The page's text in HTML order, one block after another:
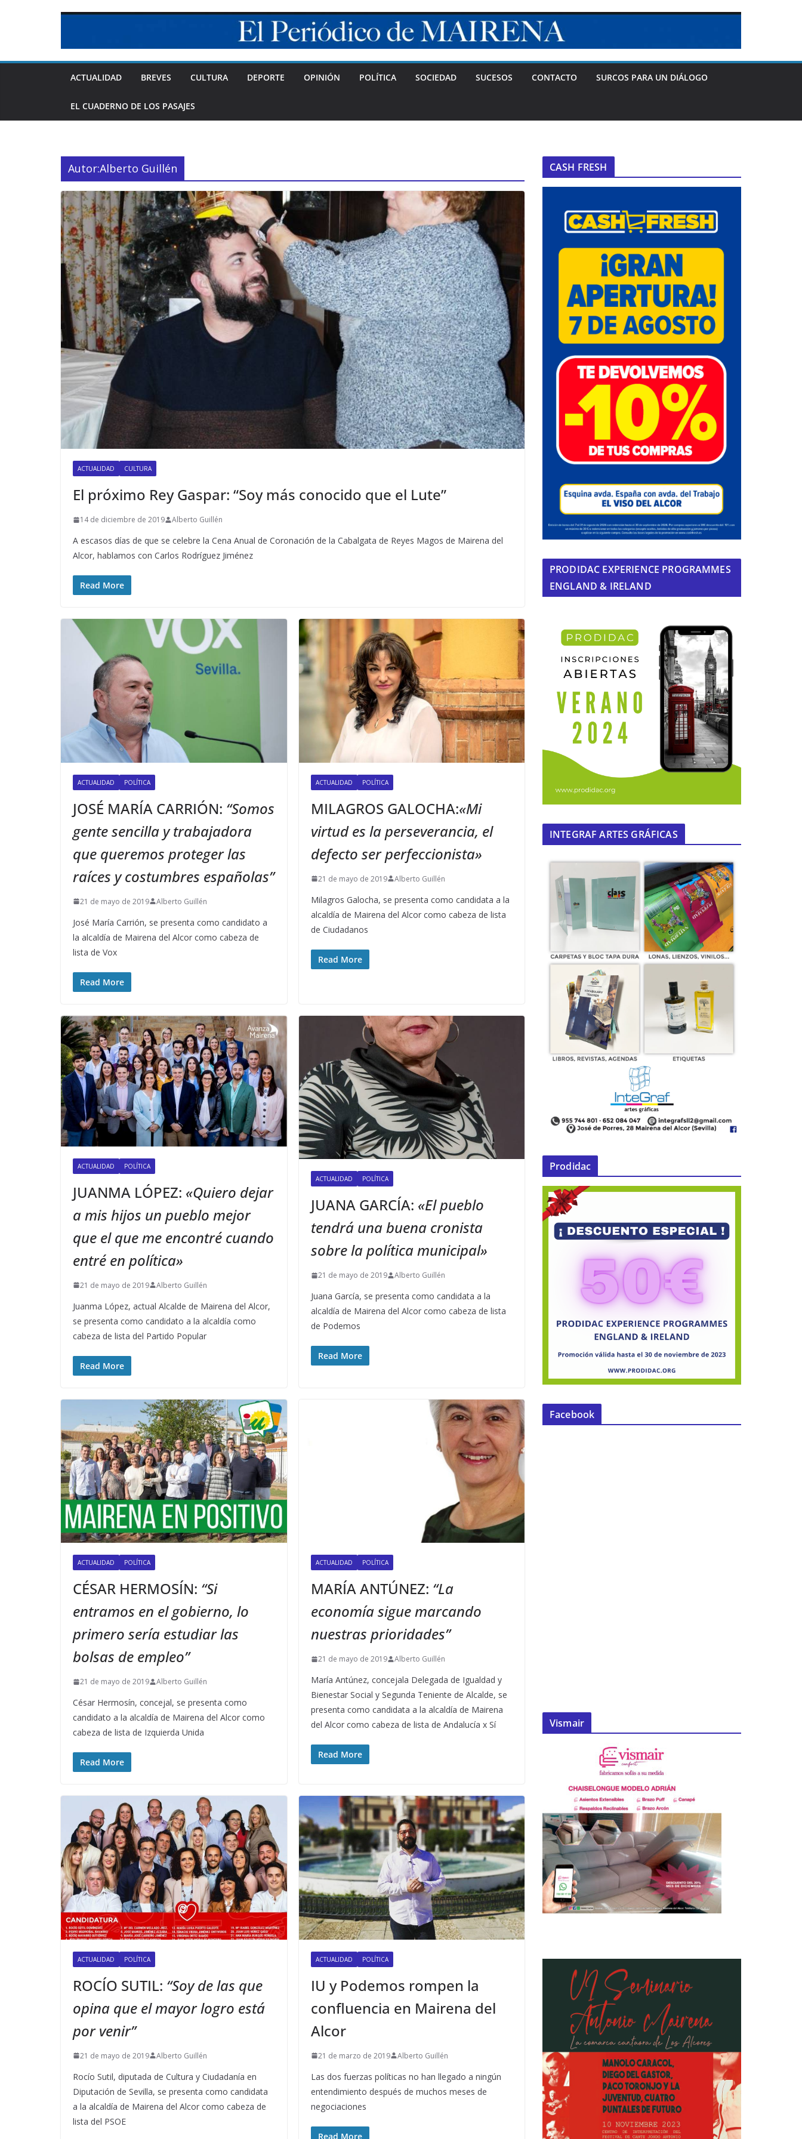
ACTUALIDAD BREVES CULTURA DEPORTE OPINIÓN POLÍTICA SOCIEDAD SUCESOS CONTACTO SURCOS PARA UN DIÁLOGO
EL CUADERNO DE LOS PASAJES
Autor:Alberto Guillén
ACTUALIDAD CULTURA
El próximo Rey Gaspar: “Soy más conocido que el Lute”
14 de diciembre de 2019 Alberto Guillén
A escasos días de que se celebre la Cena Anual de Coronación de la Cabalgata de Reyes Magos de Mairena del
Alcor, hablamos con Carlos Rodríguez Jiménez
Read More
ACTUALIDAD POLÍTICA
JOSÉ MARÍA CARRIÓN: “Somos
gente sencilla y trabajadora
que queremos proteger las
raíces y costumbres españolas”
21 de mayo de 2019 Alberto Guillén
José María Carrión, se presenta como candidato a
la alcaldía de Mairena del Alcor como cabeza de
lista de Vox
Read More
ACTUALIDAD POLÍTICA
MILAGROS GALOCHA:«Mi
virtud es la perseverancia, el
defecto ser perfeccionista»
21 de mayo de 2019 Alberto Guillén
Milagros Galocha, se presenta como candidata a la
alcaldía de Mairena del Alcor como cabeza de lista
de Ciudadanos
Read More
ACTUALIDAD POLÍTICA
JUANMA LÓPEZ: «Quiero dejar
a mis hijos un pueblo mejor
que el que me encontré cuando
entré en política»
21 de mayo de 2019 Alberto Guillén
Juanma López, actual Alcalde de Mairena del Alcor,
se presenta como candidato a la alcaldía como
cabeza de lista del Partido Popular
Read More
ACTUALIDAD POLÍTICA
JUANA GARCÍA: «El pueblo
tendrá una buena cronista
sobre la política municipal»
21 de mayo de 2019 Alberto Guillén
Juana García, se presenta como candidata a la
alcaldía de Mairena del Alcor como cabeza de lista
de Podemos
Read More
ACTUALIDAD POLÍTICA
CÉSAR HERMOSÍN: “Si
entramos en el gobierno, lo
primero sería estudiar las
bolsas de empleo”
21 de mayo de 2019 Alberto Guillén
César Hermosín, concejal, se presenta como
candidato a la alcaldía de Mairena del Alcor como
cabeza de lista de Izquierda Unida
Read More
ACTUALIDAD POLÍTICA
MARÍA ANTÚNEZ: “La
economía sigue marcando
nuestras prioridades”
21 de mayo de 2019 Alberto Guillén
María Antúnez, concejala Delegada de Igualdad y
Bienestar Social y Segunda Teniente de Alcalde, se
presenta como candidata a la alcaldía de Mairena
del Alcor como cabeza de lista de Andalucía x Sí
Read More
ACTUALIDAD POLÍTICA
ROCÍO SUTIL: “Soy de las que
opina que el mayor logro está
por venir”
21 de mayo de 2019 Alberto Guillén
Rocío Sutil, diputada de Cultura y Ciudadanía en
Diputación de Sevilla, se presenta como candidata
a la alcaldía de Mairena del Alcor como cabeza de
lista del PSOE
ACTUALIDAD POLÍTICA
IU y Podemos rompen la
confluencia en Mairena del
Alcor
21 de marzo de 2019 Alberto Guillén
Las dos fuerzas políticas no han llegado a ningún
entendimiento después de muchos meses de
negociaciones
Read More
CASH FRESH
PRODIDAC EXPERIENCE PROGRAMMES
ENGLAND & IRELAND
INTEGRAF ARTES GRÁFICAS
Prodidac
Facebook
Vismair